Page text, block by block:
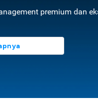
premium dan